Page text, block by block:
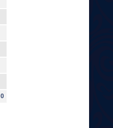
0